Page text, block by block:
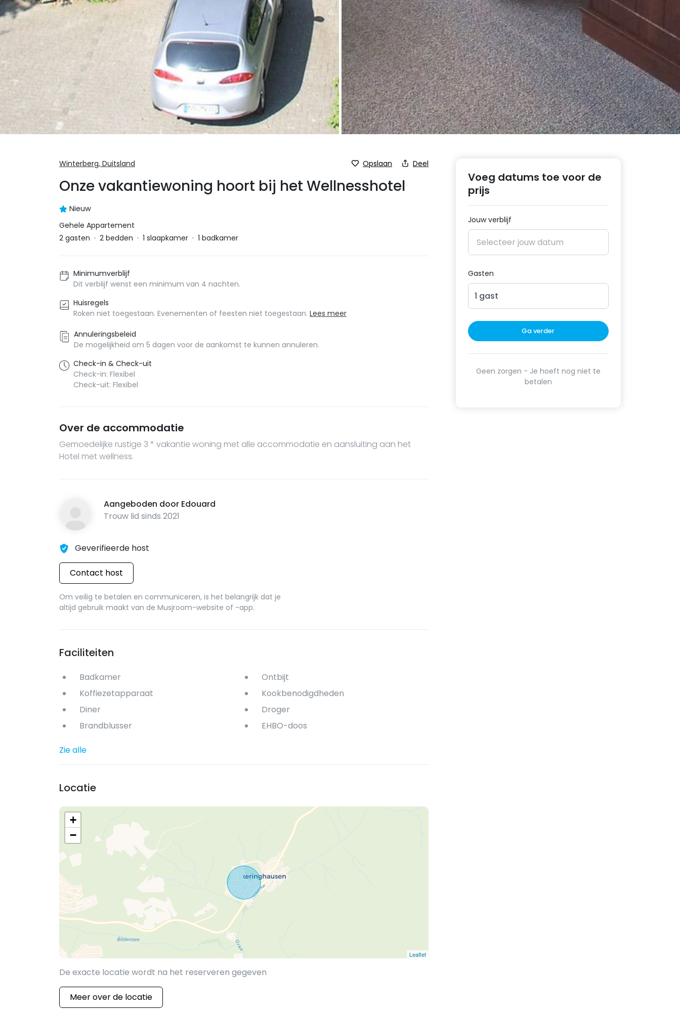
Winterberg, Duitsland Opslaan Deel
Onze vakantiewoning hoort bij het Wellnesshotel
Nieuw
Gehele Appartement
2 gasten · 2 bedden · 1 slaapkamer · 1 badkamer
Minimumverblijf
Dit verblijf wenst een minimum van 4 nachten.
Huisregels
Roken niet toegestaan. Evenementen of feesten niet toegestaan. Lees meer
Annuleringsbeleid
De mogelijkheid om 5 dagen voor de aankomst te kunnen annuleren.
Check-in & Check-uit
Check-in: Flexibel
Check-uit: Flexibel
Over de accommodatie
Gemoedelijke rustige 3 * vakantie woning met alle accommodatie en aansluiting aan het
Hotel met wellness.
Aangeboden door Edouard
Trouw lid sinds 2021
Geverifieerde host
Contact host
Om veilig te betalen en communiceren, is het belangrijk dat je
altijd gebruik maakt van de Musjroom-website of -app.
Faciliteiten
Badkamer
Ontbijt
Koffiezetapparaat
Kookbenodigdheden
Diner
Droger
Brandblusser
EHBO-doos
Zie alle
Locatie
+
−
Leaflet
De exacte locatie wordt na het reserveren gegeven
Meer over de locatie
Voeg datums toe voor de
prijs
Jouw verblijf
Gasten
1 gast
Ga verder
Geen zorgen - Je hoeft nog niet te
betalen